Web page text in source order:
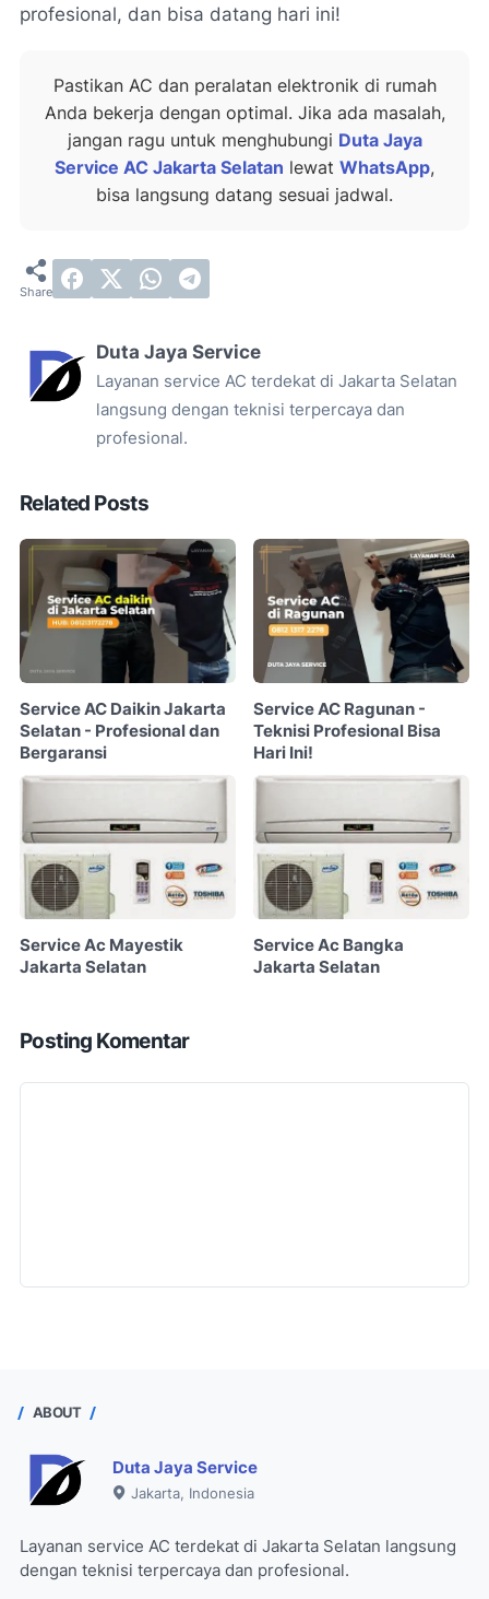
profesional, dan bisa datang hari ini!
Pastikan AC dan peralatan elektronik di rumah
Anda bekerja dengan optimal. Jika ada masalah,
jangan ragu untuk menghubungi Duta Jaya
Service AC Jakarta Selatan lewat WhatsApp,
bisa langsung datang sesuai jadwal.
Duta Jaya Service
Layanan service AC terdekat di Jakarta Selatan
langsung dengan teknisi terpercaya dan
profesional.
Related Posts
Service AC Daikin Jakarta
Selatan - Profesional dan
Bergaransi
Service AC Ragunan -
Teknisi Profesional Bisa
Hari Ini!
Service Ac Mayestik
Jakarta Selatan
Service Ac Bangka
Jakarta Selatan
Posting Komentar
ABOUT
Duta Jaya Service
Jakarta, Indonesia
Layanan service AC terdekat di Jakarta Selatan langsung
dengan teknisi terpercaya dan profesional.